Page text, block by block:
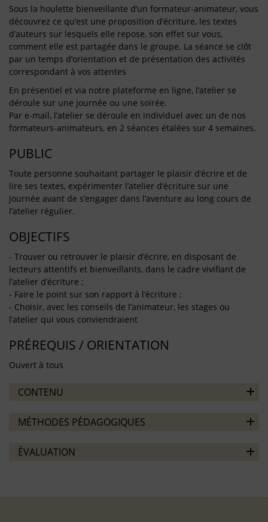
Sous la houlette bienveillante d’un formateur-animateur, vous
découvrez ce qu’est une proposition d’écriture, les textes
d’auteurs sur lesquels elle repose, son effet sur vous,
comment elle est partagée dans le groupe. La séance se clôt
par un temps d’orientation et de présentation des activités
correspondant à vos attentes
En présentiel et via notre plateforme en ligne, l’atelier se
déroule sur une journée ou une soirée.
Par e-mail, l’atelier se déroule en individuel avec un de nos
formateurs-animateurs, en 2 séances étalées sur 4 semaines.
PUBLIC
Toute personne souhaitant partager le plaisir d’écrire et de
lire ses textes, expérimenter l’atelier d’écriture sur une
journée avant de s’engager dans l’aventure au long cours de
l’atelier régulier.
OBJECTIFS
- Trouver ou retrouver le plaisir d’écrire, en disposant de
lecteurs attentifs et bienveillants, dans le cadre vivifiant de
l’atelier d’écriture ;
- Faire le point sur son rapport à l’écriture ;
- Choisir, avec les conseils de l’animateur, les stages ou
l’atelier qui vous conviendraient
PRÉREQUIS / ORIENTATION
Ouvert à tous
CONTENU
MÉTHODES PÉDAGOGIQUES
ÉVALUATION